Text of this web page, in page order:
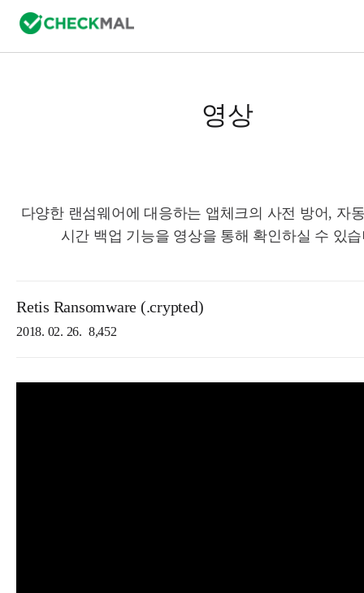
영상
다양한 랜섬웨어에 대응하는 앱체크의 사전 방어, 자
시간 백업 기능을 영상을 통해 확인하실 수 있
Retis Ransomware (.crypted)
2018. 02. 26. 8,452